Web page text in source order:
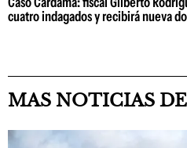
cuatro indagados y recibirá nueva
MAS NOTICIAS